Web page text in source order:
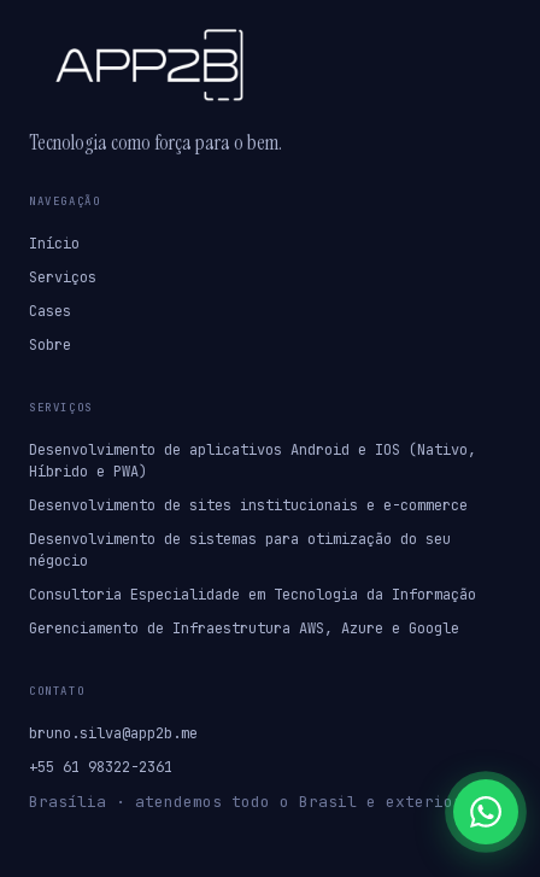
Tecnologia como força para o bem.
NAVEGAÇÃO
Início
Serviços
Cases
Sobre
SERVIÇOS
Desenvolvimento de aplicativos Android e IOS (Nativo,
Híbrido e PWA)
Desenvolvimento de sites institucionais e e-commerce
Desenvolvimento de sistemas para otimização do seu
négocio
Consultoria Especialidade em Tecnologia da Informação
Gerenciamento de Infraestrutura AWS, Azure e Google
CONTATO
bruno.silva@app2b.me
+55 61 98322-2361
Brasília · atendemos todo o Brasil e exterior